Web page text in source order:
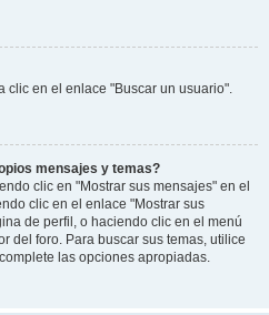
clic en el enlace "Buscar un usuario".
mensajes y temas?
clic en "Mostrar sus mensajes" en el
clic en el enlace "Mostrar sus
de perfil, o haciendo clic en el menú
del foro. Para buscar sus temas, utilice
las opciones apropiadas.